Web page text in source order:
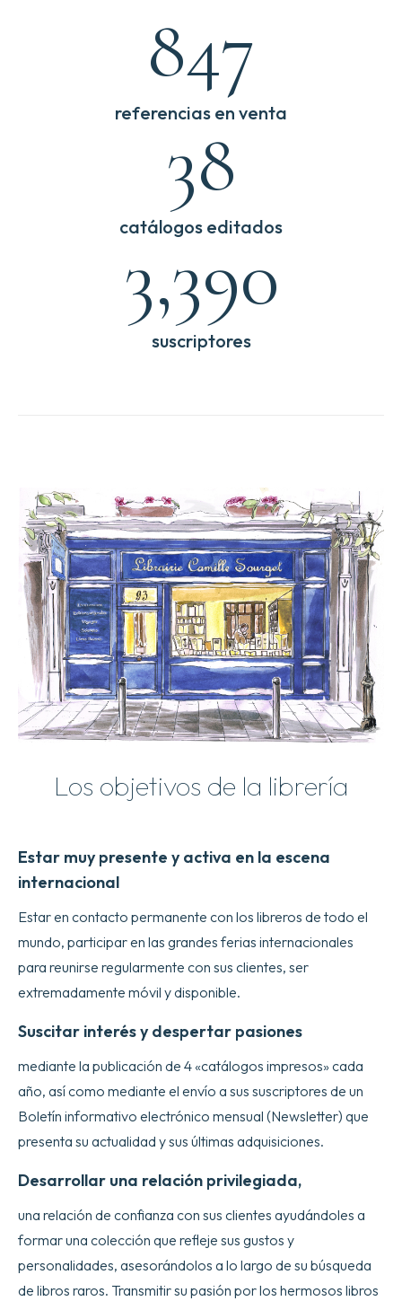
1,097
referencias en venta
49
catálogos editados
4,395
suscriptores
Los objetivos de la librería
Estar muy presente y activa en la escena
internacional
Estar en contacto permanente con los libreros de todo el
mundo, participar en las grandes ferias internacionales
para reunirse regularmente con sus clientes, ser
extremadamente móvil y disponible.
Suscitar interés y despertar pasiones
mediante la publicación de 4 «catálogos impresos» cada
año, así como mediante el envío a sus suscriptores de un
Boletín informativo electrónico mensual (Newsletter) que
presenta su actualidad y sus últimas adquisiciones.
Desarrollar una relación privilegiada,
una relación de confianza con sus clientes ayudándoles a
formar una colección que refleje sus gustos y
personalidades, asesorándolos a lo largo de su búsqueda
de libros raros. Transmitir su pasión por los hermosos libros